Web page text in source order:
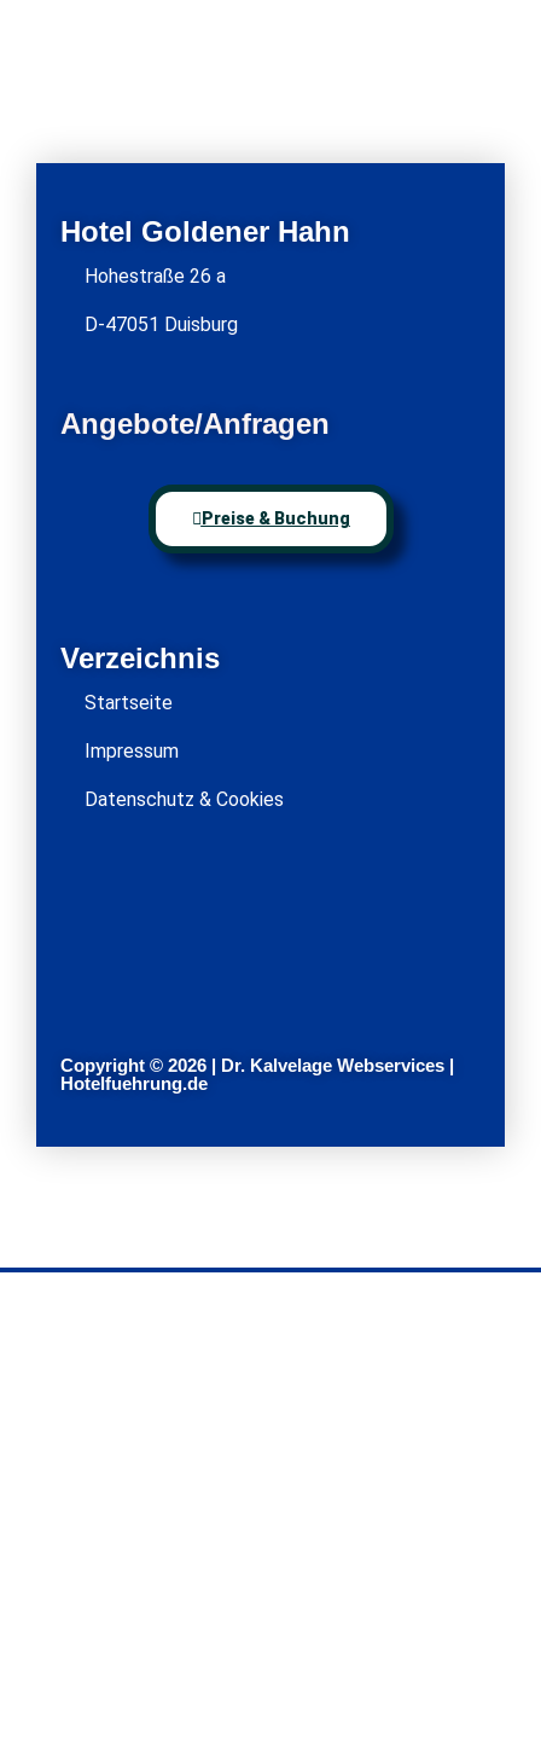
Hotel Goldener Hahn
Hohestraße 26 a
D-47051 Duisburg
Angebote/Anfragen
Preise & Buchung
Verzeichnis
Startseite
Impressum
Datenschutz & Cookies
Copyright © 2026 | Dr. Kalvelage Webservices |
Hotelfuehrung.de